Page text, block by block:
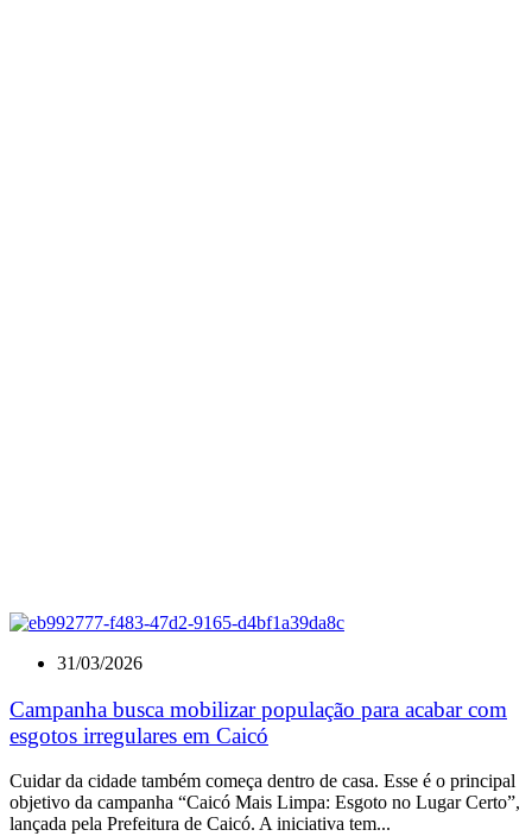
31/03/2026
Campanha busca mobilizar população para acabar com
esgotos irregulares em Caicó
Cuidar da cidade também começa dentro de casa. Esse é o principal
objetivo da campanha “Caicó Mais Limpa: Esgoto no Lugar Certo”,
lançada pela Prefeitura de Caicó. A iniciativa tem...